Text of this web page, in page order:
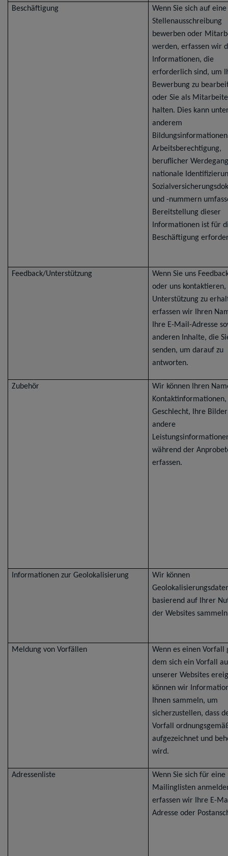
Beschäftigung
Wenn Sie sich auf eine
Stellenausschreibung
bewerben oder
werden, erfassen wir
Informationen, die
erforderlich sind, um
Bewerbung zu
oder Sie als
halten. Dies kann
anderem
Arbeitsberechtigung,
beruflicher
nationale
und -nummern
Bereitstellung dieser
Informationen ist für
Beschäftigung
Feedback/Unterstützung
Wenn Sie uns
oder uns kontaktieren,
Unterstützung zu
erfassen wir Ihren
Ihre E-Mail-Adresse
anderen Inhalte, die
senden, um darauf zu
antworten.
Zubehör
Wir können Ihren
Geschlecht, Ihre
andere
während der
erfassen.
Informationen zur Geolokalisierung
Wir können
basierend auf Ihrer
der Websites
Meldung von Vorfällen
Wenn es einen Vorfall
dem sich ein Vorfall
unserer Websites
können wir
Ihnen sammeln, um
sicherzustellen, dass
Vorfall
aufgezeichnet und
wird.
Adressenliste
Wenn Sie sich für eine
Mailinglisten
erfassen wir Ihre E-
Adresse oder